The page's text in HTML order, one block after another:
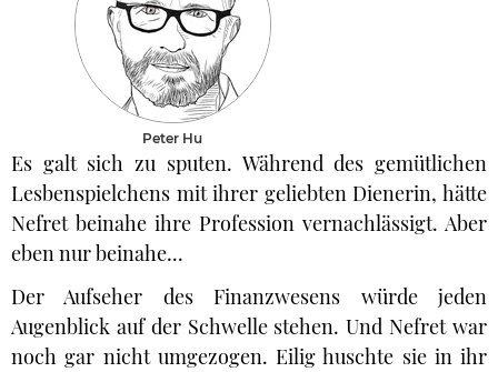
Peter Hu
Es galt sich zu sputen. Während des gemütlichen
Lesbenspielchens mit ihrer geliebten Dienerin, hätte
Nefret beinahe ihre Profession vernachlässigt. Aber
eben nur beinahe...
Der Aufseher des Finanzwesens würde jeden
Augenblick auf der Schwelle stehen. Und Nefret war
noch gar nicht umgezogen. Eilig huschte sie in ihr